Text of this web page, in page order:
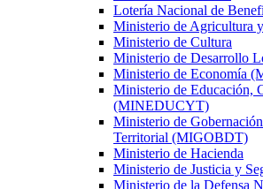
Lotería Nacional de
Ministerio de Agricultura
Ministerio de Cultura
Ministerio de Desarrollo
Ministerio de Economía
Ministerio de Educación,
(MINEDUCYT)
Ministerio de
Territorial (MIGOBDT)
Ministerio de Hacienda
Ministerio de Justicia y
Ministerio de la Defensa